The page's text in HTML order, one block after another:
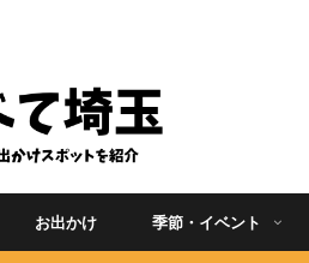
お出かけ 季節・イベント